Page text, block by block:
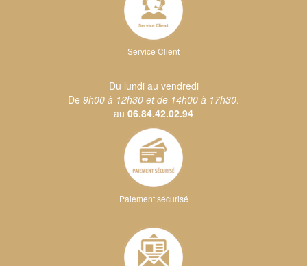
Service Client
Du lundi au vendredi
De 9h00 à 12h30 et de 14h00 à 17h30.
au 06.84.42.02.94
Paiement sécurisé